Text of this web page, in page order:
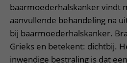
baarmoederhalskanker vindt
aanvullende behandeling na
bij baarmoederhalskanker.
Grieks en betekent: dichtbij.
inwendige bestraling is dat